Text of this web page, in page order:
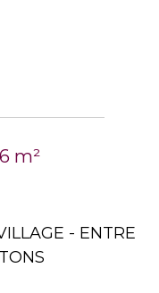
m²
- ENTRE